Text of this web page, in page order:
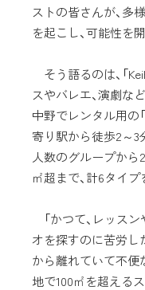
ストの皆さんが、多
を起こし、可能性を
そう語るのは、「
スやバレエ、演劇な
中野でレンタル用の
寄り駅から徒歩2～3
人数のグループから
㎡超まで、計6タイ
「かつて、レッス
オを探すのに苦労し
から離れていて不便
地で100㎡を超える